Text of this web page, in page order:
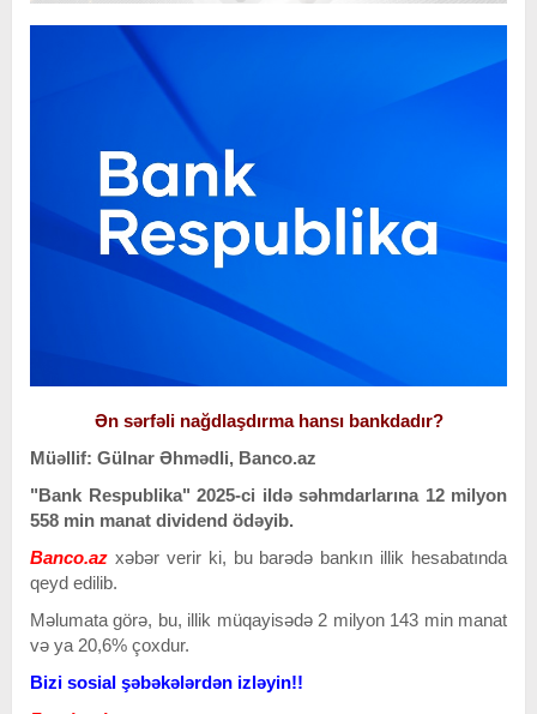
Ən sərfəli nağdlaşdırma hansı bankdadır?
Müəllif: Gülnar Əhmədli, Banco.az
"Bank Respublika" 2025-ci ildə səhmdarlarına 12 milyon
558 min manat dividend ödəyib.
Banco.az xəbər verir ki, bu barədə bankın illik hesabatında
qeyd edilib.
Məlumata görə, bu, illik müqayisədə 2 milyon 143 min manat
və ya 20,6% çoxdur.
Bizi sosial şəbəkələrdən izləyin!!